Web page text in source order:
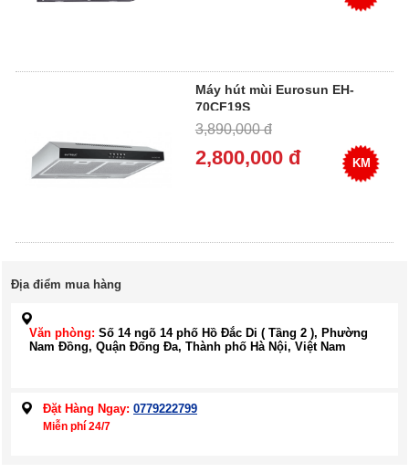
Máy hút mùi Eurosun EH-
70CF19S
3,890,000 đ
2,800,000 đ KM
Địa điểm mua hàng
Văn phòng: Số 14 ngõ 14 phố Hồ Đắc Di ( Tầng 2 ), Phường
Nam Đồng, Quận Đống Đa, Thành phố Hà Nội, Việt Nam
Đặt Hàng Ngay: 0779222799
Miễn phí 24/7